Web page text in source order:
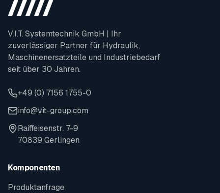
V.I.T. Systemtechnik GmbH | Ihr
zuverlässiger Partner für Hydraulik,
Maschinenersatzteile und Industriebedarf
seit über 30 Jahren.
+49 (0) 7156 1755-0
info@vit-group.com
Raiffeisenstr. 7-9
70839 Gerlingen
Komponenten
Produktanfrage